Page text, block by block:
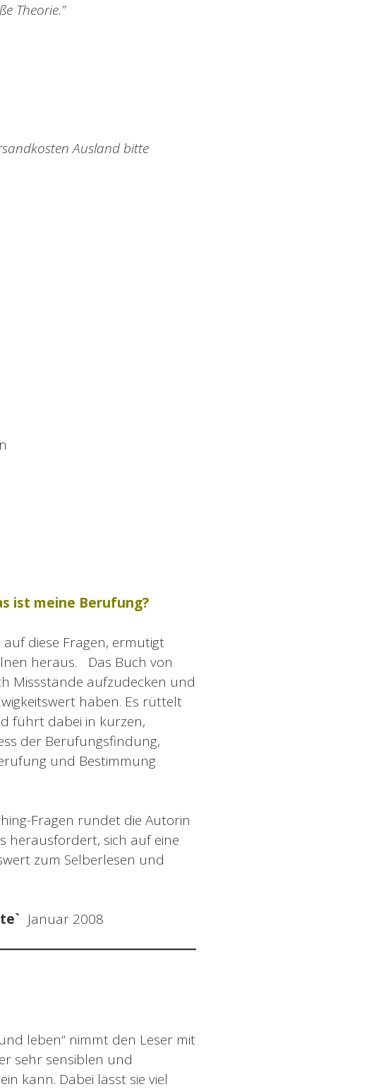
Theorie.”
Ausland bitte
ist meine Berufung?
diese Fragen, ermutigt
heraus. Das Buch von
Missstände aufzudecken und
haben. Es rüttelt
führt dabei in kurzen,
der Berufungsfindung,
und Bestimmung
Fragen rundet die Autorin
herausfordert, sich auf eine
zum Selberlesen und
Januar 2008
leben“ nimmt den Leser mit
sehr sensiblen und
kann. Dabei lässt sie viel